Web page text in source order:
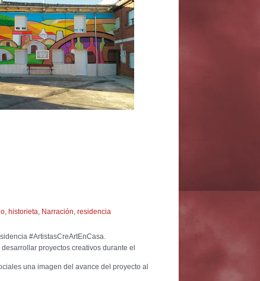
, historieta, Narración, residencia
#ArtistasCreArtEnCasa.
proyectos creativos durante el
una imagen del avance del proyecto al